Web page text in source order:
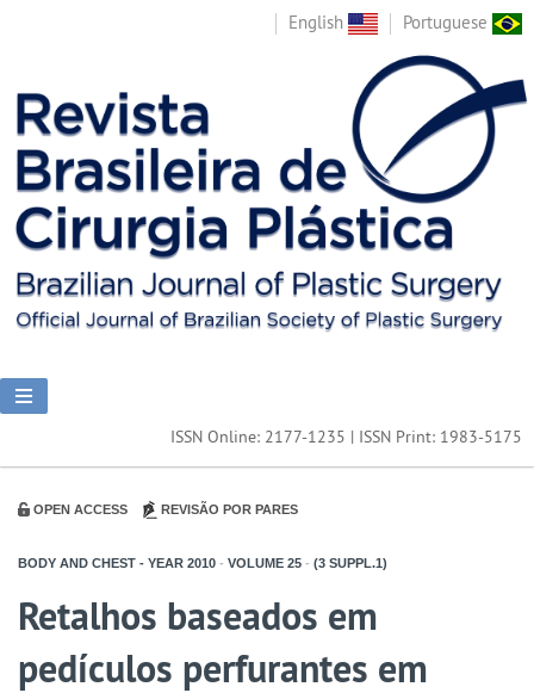
English Portuguese
ISSN Online: 2177-1235 | ISSN Print: 1983-5175
OPEN ACCESS REVISÃO POR PARES
BODY AND CHEST - YEAR 2010 - VOLUME 25 - (3 SUPPL.1)
Retalhos baseados em
pedículos perfurantes em